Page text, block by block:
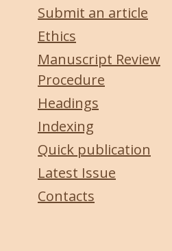
Submit an article
Ethics
Manuscript Review
Procedure
Headings
Indexing
Quick publication
Latest Issue
Contacts